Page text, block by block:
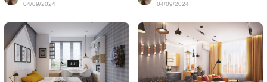
04/09/2024 04/09/2024